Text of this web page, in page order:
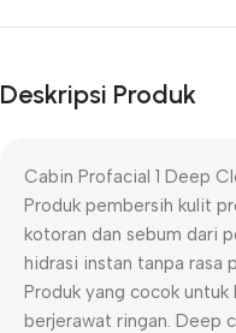
Deskripsi Produk
Cabin Profacial 1 Deep
Produk pembersih kulit
kotoran dan sebum dari
hidrasi instan tanpa rasa
Produk yang cocok
berjerawat ringan. Deep